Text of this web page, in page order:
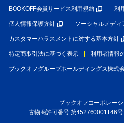
BOOKOFF会員サービス利用規約 利
個人情報保護方針 ソーシャルメディ
カスタマーハラスメントに対する基本方針
特定商取引法に基づく表示 利用者情報
ブックオフグループホールディングス株式
ブックオフコーポレー
古物商許可番号 第452760001146